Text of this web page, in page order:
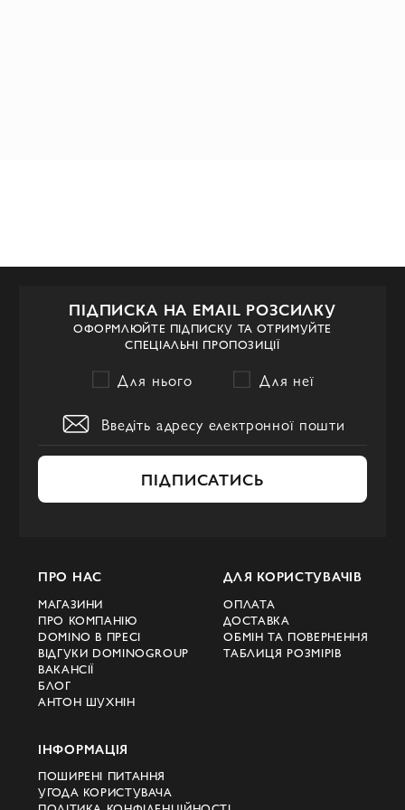
ПІДПИСКА НА EMAIL РОЗСИЛКУ
ОФОРМЛЮЙТЕ ПІДПИСКУ ТА ОТРИМУЙТЕ
СПЕЦІАЛЬНІ ПРОПОЗИЦІЇ
Для нього Для неї
ПІДПИСАТИСЬ
ПРО НАС
МАГАЗИНИ
ПРО КОМПАНІЮ
DOMINO В ПРЕСІ
ВІДГУКИ DOMINOGROUP
ВАКАНСІЇ
БЛОГ
АНТОН ШУХНІН
ДЛЯ КОРИСТУВАЧІВ
ОПЛАТА
ДОСТАВКА
ОБМІН ТА ПОВЕРНЕННЯ
ТАБЛИЦЯ РОЗМІРІВ
ІНФОРМАЦІЯ
ПОШИРЕНІ ПИТАННЯ
УГОДА КОРИСТУВАЧА